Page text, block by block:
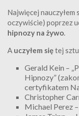
Najwięcej
oczywiście) poprzez
hipnozy na żywo.
A uczyłem siętej
Gerald Kein –
Hipnozy”
certyfikatem
Christopher
Michael Perez